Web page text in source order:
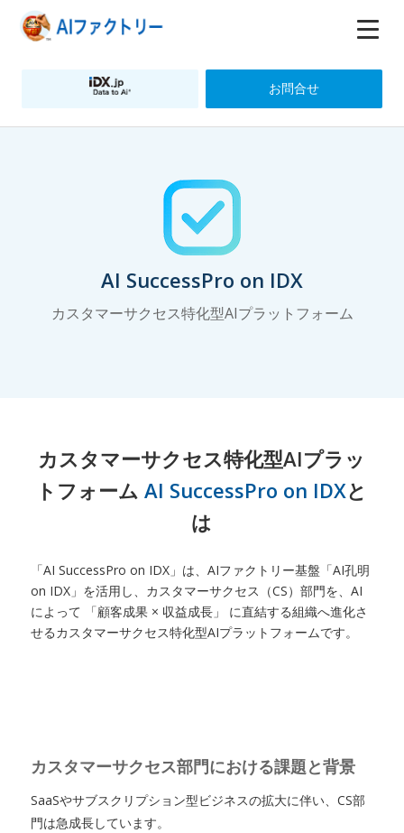
お問合せ
AI SuccessPro on IDX
カスタマーサクセス特化型AIプラットフォーム
カスタマーサクセス特化型AIプラッ
トフォームAI SuccessPro on IDXと
は
「AI SuccessPro on IDX」は、AIファクトリー基盤「AI孔明
on IDX」を活用し、カスタマーサクセス（CS）部門を、AI
によって 「顧客成果 × 収益成長」 に直結する組織へ進化さ
せるカスタマーサクセス特化型AIプラットフォームです。
カスタマーサクセス部門における課題と背景
SaaSやサブスクリプション型ビジネスの拡大に伴い、CS部
門は急成長しています。